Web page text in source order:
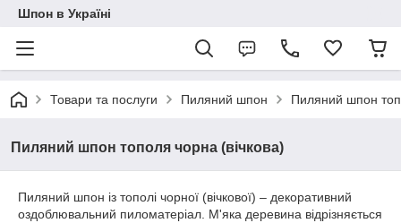
Шпон в Україні
Товари та послуги Пиляний шпон Пиляний шпон
Пиляний шпон тополя чорна (вічкова)
Пиляний шпон із тополі чорної (вічкової) – декоративний
оздоблювальний пиломатеріал. М'яка деревина відрізняється